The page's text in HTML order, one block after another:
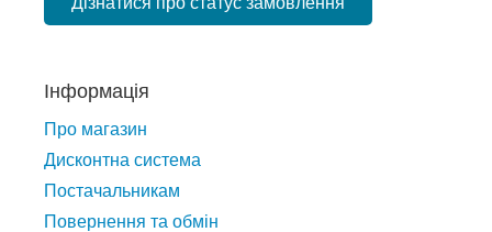
Інформація
Про магазин
Дисконтна система
Постачальникам
Повернення та обмін